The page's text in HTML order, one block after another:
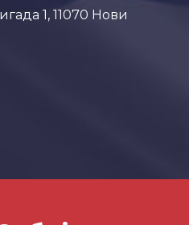
1, 11070 Нови